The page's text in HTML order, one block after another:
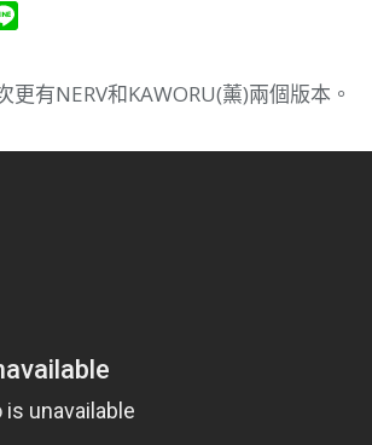
有NERV和KAWORU(薰)兩個版本。